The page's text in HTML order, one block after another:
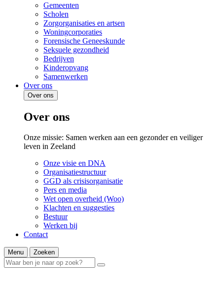
Gemeenten
Scholen
Zorgorganisaties en artsen
Woningcorporaties
Forensische Geneeskunde
Seksuele gezondheid
Bedrijven
Kinderopvang
Samenwerken
Over ons
Over ons
Over ons
Onze missie: Samen werken aan een gezonder en veiliger
leven in Zeeland
Onze visie en DNA
Organisatiestructuur
GGD als crisisorganisatie
Pers en media
Wet open overheid (Woo)
Klachten en suggesties
Bestuur
Werken bij
Contact
Menu Zoeken